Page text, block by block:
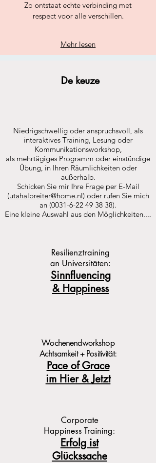
Zo ontstaat echte verbinding met
respect voor alle verschillen.
Mehr lesen
De keuze
Niedrigschwellig oder anspruchsvoll, als
interaktives Training, Lesung oder
Kommunikationsworkshop,
als mehrtägiges Programm oder einstündige
Übung, in Ihren Räumlichkeiten oder
außerhalb.
Schicken Sie mir Ihre Frage per E-Mail
(utahalbreiter@home.nl) oder rufen Sie mich
an (0031-6-22 49 38 38).
Eine kleine Auswahl aus den Möglichkeiten....
Resilienztraining
an Universitäten:
Sinnfluencing
& Happiness
Wochenendworkshop
Achtsamkeit + Positivität:
Pace of Grace
im Hier & Jetzt
Corporate
Happiness Training:
Erfolg ist
Glückssache